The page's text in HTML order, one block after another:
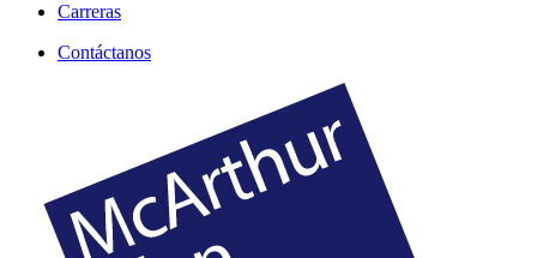
Carreras
Contáctanos